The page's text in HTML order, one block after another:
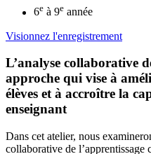
6e à 9e année
Visionnez l'enregistrement
L’analyse collaborative
approche qui vise à
élèves et à accroître la
enseignant
Dans cet atelier, nous
collaborative de l’apprentissage